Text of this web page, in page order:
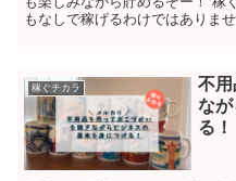
もなしで稼げるわけではありませ
稼ぐチカラ
不
な
る！